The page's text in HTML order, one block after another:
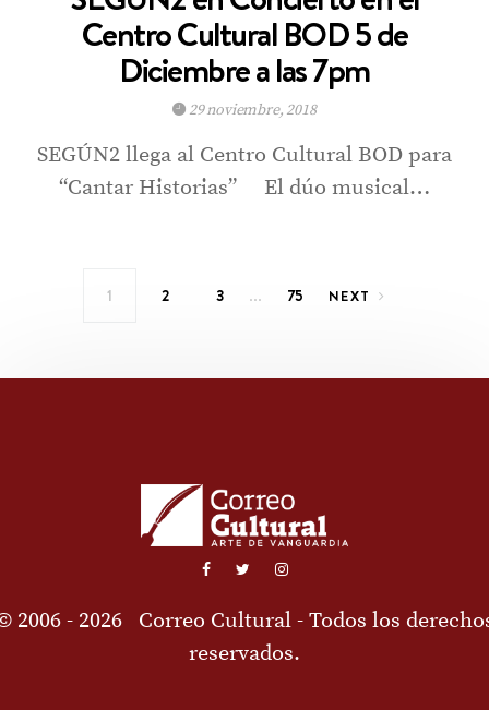
Centro Cultural BOD 5 de
Diciembre a las 7pm
29 noviembre, 2018
SEGÚN2 llega al Centro Cultural BOD para
“Cantar Historias” El dúo musical…
1 2 3 … 75 NEXT
2006 - 2026 Correo Cultural - Todos los
reservados.